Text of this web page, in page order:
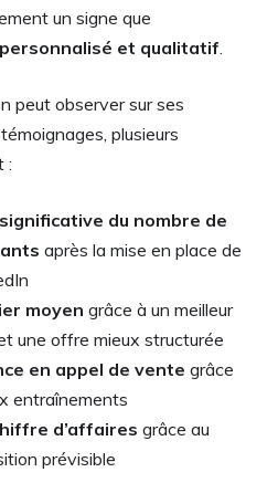
un signe que
personnalisé et qualitatif
peut observer sur ses
plusieurs
:
du nombre de
après la mise en place de
moyen grâce à un meilleur
une offre mieux structurée
en appel de vente grâce
entraînements
d’affaires grâce au
prévisible